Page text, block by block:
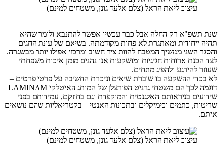
עיצוב ליאת הראל (צלם אלעד גונן, משטחים למינם)
רק החלה אבל כבר עכשיו אפשר להתנבא ולומר שהיא
ומאתגרת לא פחות מקודמתה. בשיאם של עונת החגים
השני ממשיך המטבח להוות ציר חשוב ומרכזי אפילו יותר מבשגרה.
ארוחות חגיגיות ומושקעות אנו נהנים מזמן איכות משפחתי
להירגע ולהפיג מתחים.
ההשקעה בו שוברת שיאים וניכרת החשיבה על פרטי פרטים –
דוגמה לכך הם משטחי גרניט הפורצלן של המותג האיטלקי LAMINAM
בניראותם האלגנטית והמוקפדת וגם בחוזקם, עמידותם בפני
כתמים וכימיקלים ובתכונות האנטי – בקטריאליות שהם נושאים
עיצוב ליאת הראל (צלם אלעד גונן, משטחים למינם)